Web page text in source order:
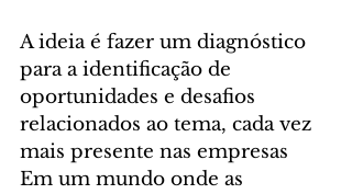
A ideia é fazer um diagnóstico
para a identificação de
oportunidades e desafios
relacionados ao tema, cada vez
mais presente nas empresas
Em um mundo onde as